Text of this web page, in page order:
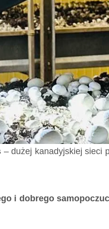
– dużej kanadyjskiej sieci
i dobrego